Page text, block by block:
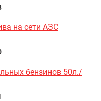
на сети АЗС
бензинов 50л./